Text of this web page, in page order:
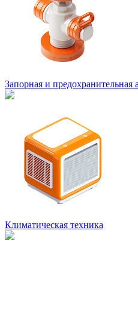
Запорная и предохранительная
Климатическая техника